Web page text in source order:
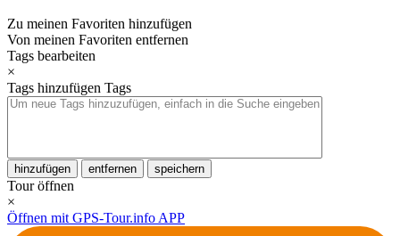
Zu meinen Favoriten hinzufügen
Von meinen Favoriten entfernen
Tags bearbeiten
×
Tags hinzufügen Tags
hinzufügen entfernen speichern
Tour öffnen
×
Öffnen mit GPS-Tour.info APP